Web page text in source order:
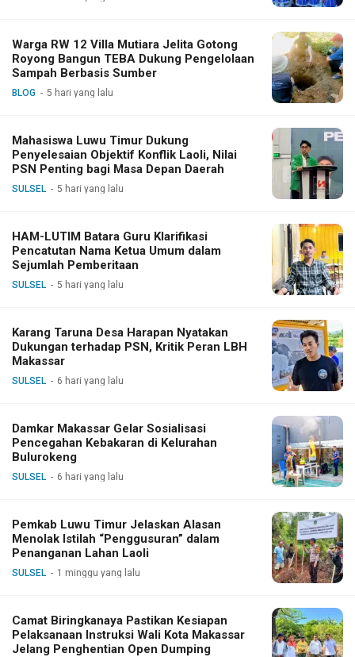
Warga RW 12 Villa Mutiara Jelita Gotong
Royong Bangun TEBA Dukung Pengelolaan
Sampah Berbasis Sumber
BLOG 5 hari yang lalu
Mahasiswa Luwu Timur Dukung
Penyelesaian Objektif Konflik Laoli, Nilai
PSN Penting bagi Masa Depan Daerah
SULSEL 5 hari yang lalu
HAM-LUTIM Batara Guru Klarifikasi
Pencatutan Nama Ketua Umum dalam
Sejumlah Pemberitaan
SULSEL 5 hari yang lalu
Karang Taruna Desa Harapan Nyatakan
Dukungan terhadap PSN, Kritik Peran LBH
Makassar
SULSEL 6 hari yang lalu
Damkar Makassar Gelar Sosialisasi
Pencegahan Kebakaran di Kelurahan
Bulurokeng
SULSEL 6 hari yang lalu
Pemkab Luwu Timur Jelaskan Alasan
Menolak Istilah “Penggusuran” dalam
Penanganan Lahan Laoli
SULSEL 1 minggu yang lalu
Camat Biringkanaya Pastikan Kesiapan
Pelaksanaan Instruksi Wali Kota Makassar
Jelang Penghentian Open Dumping